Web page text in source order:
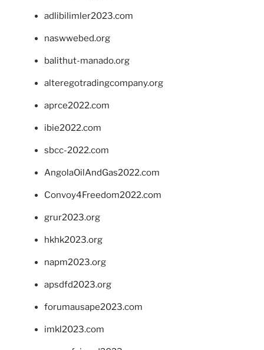
adlibilimler2023.com
naswwebed.org
balithut-manado.org
alteregotradingcompany.org
aprce2022.com
ibie2022.com
sbcc-2022.com
AngolaOilAndGas2022.com
Convoy4Freedom2022.com
grur2023.org
hkhk2023.org
napm2023.org
apsdfd2023.org
forumausape2023.com
imkl2023.com